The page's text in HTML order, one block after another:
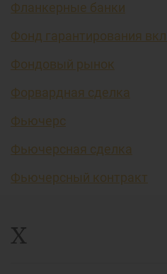
Фланкерные банки
Фонд гарантирования
Фондовый рынок
Форвардная сделка
Фьючерс
Фьючерсная сделка
Фьючерсный контракт
Х